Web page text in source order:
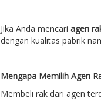
Jika Anda mencari agen
dengan kualitas pabrik
Mengapa Memilih Agen
Membeli rak dari agen